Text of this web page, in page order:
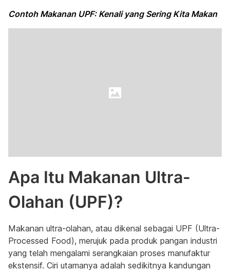
Contoh Makanan UPF: Kenali yang Sering Kita Makan
Apa Itu Makanan Ultra-
Olahan (UPF)?
Makanan ultra-olahan, atau dikenal sebagai UPF (Ultra-
Processed Food), merujuk pada produk pangan industri
yang telah mengalami serangkaian proses manufaktur
ekstensif. Ciri utamanya adalah sedikitnya kandungan